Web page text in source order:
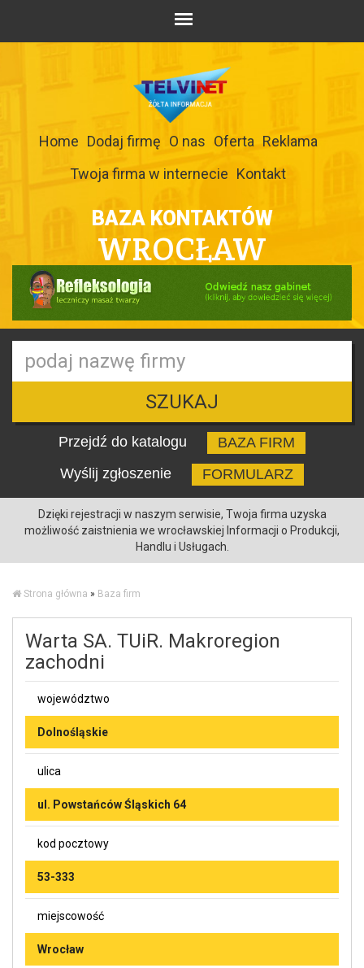
Home Dodaj firmę O nas Oferta Reklama
Twoja firma w internecie Kontakt
BAZA KONTAKTÓW
WROCŁAW
SZUKAJ
Przejdź do katalogu
BAZA FIRM
Wyślij zgłoszenie
FORMULARZ
Dzięki rejestracji w naszym serwisie, Twoja firma uzyska
możliwość zaistnienia we wrocławskiej Informacji o Produkcji,
Handlu i Usługach.
Strona główna » Baza firm
Warta SA. TUiR. Makroregion
zachodni
województwo
Dolnośląskie
ulica
ul. Powstańców Śląskich 64
kod pocztowy
53-333
miejscowość
Wrocław